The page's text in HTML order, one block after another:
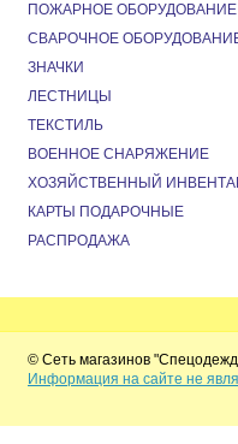
ПОЖАРНОЕ ОБОРУДОВАНИЕ
СВАРОЧНОЕ
ЗНАЧКИ
ЛЕСТНИЦЫ
ТЕКСТИЛЬ
ВОЕННОЕ СНАРЯЖЕНИЕ
ХОЗЯЙСТВЕННЫЙ
КАРТЫ ПОДАРОЧНЫЕ
РАСПРОДАЖА
© Сеть магазинов
Информация на сайте не